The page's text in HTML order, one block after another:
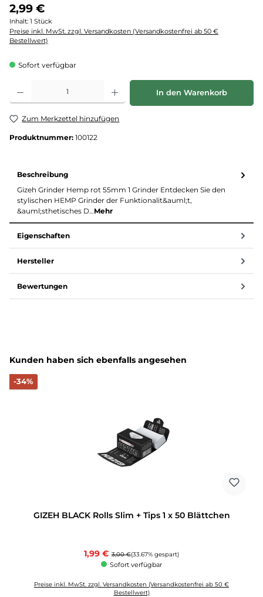
2,99 €
Inhalt: 1 Stück
Preise inkl. MwSt. zzgl. Versandkosten (Versandkostenfrei ab 50 €
Bestellwert)
Sofort verfügbar
Produkt Anzahl: Gib den gewünschten Wert ein oder benutze die Schaltflächen
In den Warenkorb
Zum Merkzettel hinzufügen
Produktnummer: 100122
Beschreibung
Gizeh Grinder Hemp rot 55mm 1 Grinder Entdecken Sie den
stylischen HEMP Grinder der Funktionalit&auml;t,
&auml;sthetisches D…Mehr
Eigenschaften
Hersteller
Bewertungen
Produktgalerie überspringen
Kunden haben sich ebenfalls angesehen
-34%Rabatt
GIZEH BLACK Rolls Slim + Tips 1 x 50 Blättchen
Verkaufspreis:
1,99 € Regulärer Preis:
3,00 €(33.67% gespart)
Sofort verfügbar
Preise inkl. MwSt. zzgl. Versandkosten (Versandkostenfrei ab 50 €
Bestellwert)